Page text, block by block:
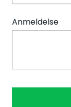
Anmeldelse